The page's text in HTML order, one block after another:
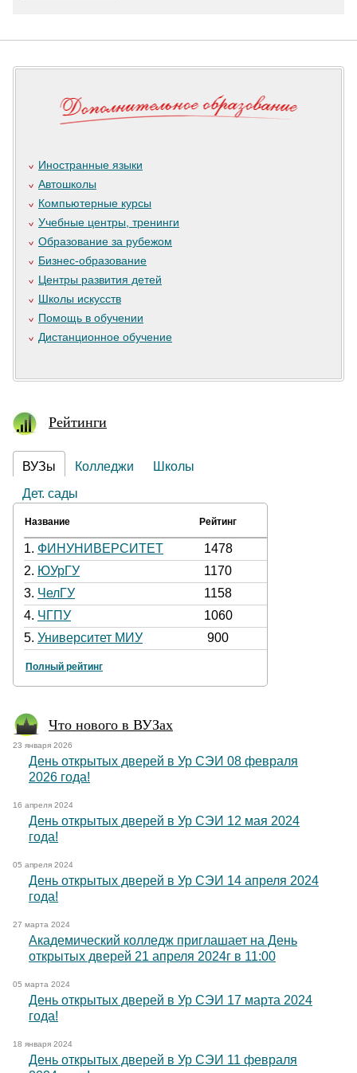
Иностранные языки
Автошколы
Компьютерные курсы
Учебные центры, тренинги
Образование за рубежом
Бизнес-образование
Центры развития детей
Школы искусств
Помощь в обучении
Дистанционное обучение
Рейтинги
ВУЗы Колледжи
Школы
Дет. сады
Название Рейтинг
1. ФИНУНИВЕРСИТЕТ
1478
2. ЮУрГУ
1170
3. ЧелГУ
1158
4. ЧГПУ
1060
5. Университет МИУ 900
Полный рейтинг
Что нового в ВУЗах
23 января 2026
День открытых дверей в Ур СЭИ 08 февраля
2026 года!
16 апреля 2024
День открытых дверей в Ур СЭИ 12 мая 2024
года!
05 апреля 2024
День открытых дверей в Ур СЭИ 14 апреля 2024
года!
27 марта 2024
Академический колледж приглашает на День
открытых дверей 21 апреля 2024г в 11:00
05 марта 2024
День открытых дверей в Ур СЭИ 17 марта 2024
года!
18 января 2024
День открытых дверей в Ур СЭИ 11 февраля